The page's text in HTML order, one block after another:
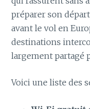
préparer son
avant le vol en
destinations
largement partagé
Voici une liste des